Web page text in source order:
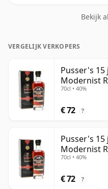
Bekijk
VERGELIJK VERKOPERS
Pusser's 15
Modernist
70cl • 40%
€ 72 ?
Pusser's 15
Modernist
70cl • 40%
€ 72 ?